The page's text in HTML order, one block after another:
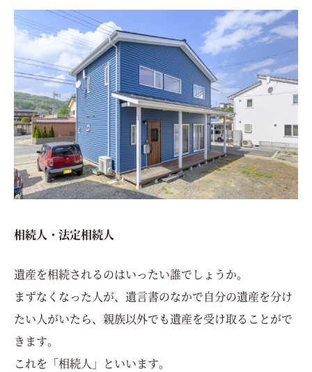
相続人・法定相続人
遺産を相続されるのはいったい誰でしょうか。
まずなくなった人が、遺言書のなかで自分の遺産を分け
たい人がいたら、親族以外でも遺産を受け取ることがで
きます。
これを「相続人」といいます。